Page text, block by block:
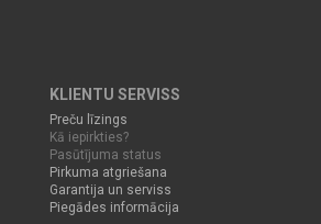
KLIENTU SERVISS
Preču līzings
Kā iepirkties?
Pasūtījuma status
Pirkuma atgriešana
Garantija un serviss
Piegādes informācija